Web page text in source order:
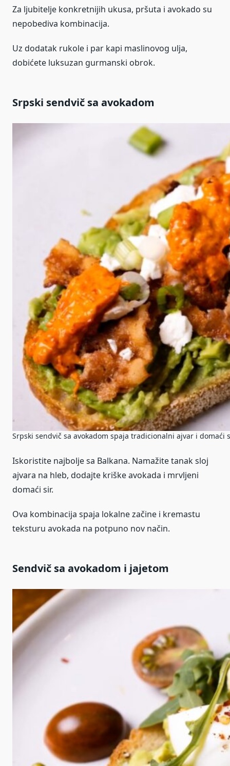
Za ljubitelje konkretnijih ukusa, pršuta i avokado su
nepobediva kombinacija.
Uz dodatak rukole i par kapi maslinovog ulja,
dobićete luksuzan gurmanski obrok.
Srpski sendvič sa avokadom
Srpski sendvič sa avokadom spaja tradicionalni ajvar i domaći
Iskoristite najbolje sa Balkana. Namažite tanak sloj
ajvara na hleb, dodajte kriške avokada i mrvljeni
domaći sir.
Ova kombinacija spaja lokalne začine i kremastu
teksturu avokada na potpuno nov način.
Sendvič sa avokadom i jajetom